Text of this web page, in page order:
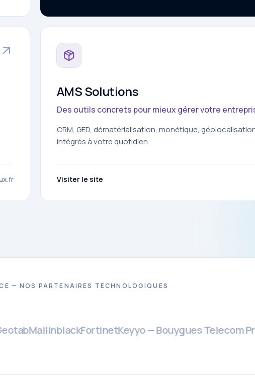
AMS Solutions
Des outils concrets pour mieux gérer votre
CRM, GED, dématérialisation, monétique,
intégrés à votre quotidien.
Visiter le site
— NOS PARTENAIRES TECHNOLOGIQUES
MailinblackFortinetKeyyo — Bouygues Telecom Pro